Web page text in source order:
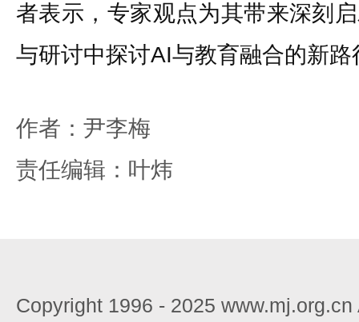
者表示，专家观点为其带来深刻
与研讨中探讨AI与教育融合的新路
作者：尹李梅
责任编辑：叶炜
Copyright 1996 - 2025